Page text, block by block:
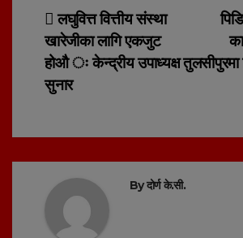
Post
navigation
लघुवित्त वित्तीय संस्था
खारेजीका लागि एकजुट
होऔ ः केन्द्रीय उपाध्यक्ष
सुनार
Byदोर्ण के.सी.